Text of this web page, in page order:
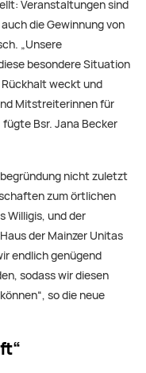
Veranstaltungen sind
die Gewinnung von
„Unsere
besondere Situation
weckt und
Mitstreiterinnen für
Bsr. Jana Becker
nicht zuletzt
zum örtlichen
Willigis, und der
der Mainzer Unitas
endlich genügend
sodass wir diesen
so die neue